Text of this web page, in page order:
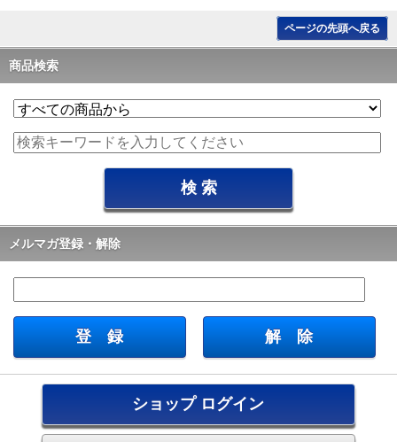
ページの先頭へ戻る
商品検索
メルマガ登録・解除
ショップ ログイン